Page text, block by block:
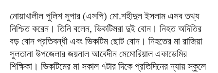
নোয়াখালীল পুলিশ সুপার (এসপি) মো.শহীদুল ইসলাম এসব তথ্য
নিশ্চিত করেন। তিনি বলেন, ভিকটিমরা দুই বোন। নিহত অদিতির
বড় বোন প্রতিবন্ধী এবং ভিকটিম ছোট বোন। নিহতের মা রাজিয়া
সুলতানা উপজেলার জয়নাল আবেদীন মেমোরিয়াল একাডেমির
শিক্ষিকা। ভিকটিমের মা সকাল ৭টার দিকে প্রতিদিনের ন্যায় স্কুলে